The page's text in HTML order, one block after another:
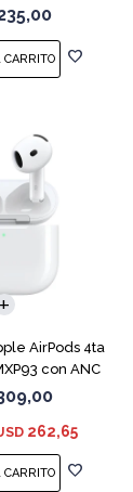
AirPods 4ta
con ANC
262,65